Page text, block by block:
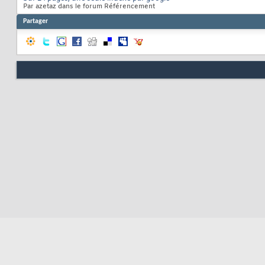
Par azetaz dans le forum Référencement
Partager